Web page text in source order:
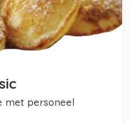
met personeel